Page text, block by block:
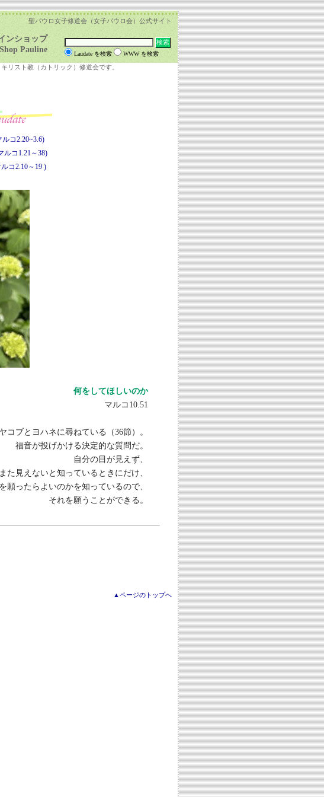
聖パウロ女子修道会（女子パウロ会）公式サイト
ンショップ
Pauline
Laudate を検索 WWW を検索
リスト教（カトリック）修道会です。
コ2.20~3.6)
コ1.21～38)
コ2.10～19 )
何をしてほしいのか
マルコ10.51
コブとヨハネに尋ねている （36節）
。
福音が投げかける決定的な質問だ。
自分の目が見えず、
また見えないと知っているときにだけ、
願ったらよいのかを知っているので、
それを願うことができる。
▲ページのトップへ